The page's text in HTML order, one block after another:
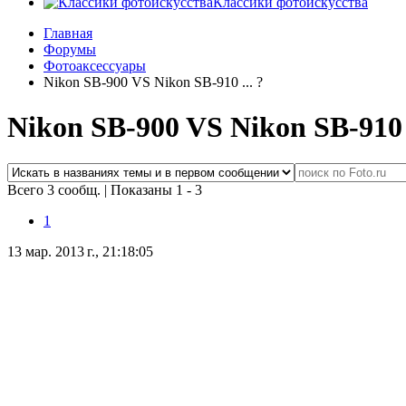
Главная
Форумы
Фотоаксессуары
Nikon SB-900 VS Nikon SB-910 ... ?
Nikon SB-900 VS Nikon SB-
Всего 3 сообщ. | Показаны 1 - 3
1
13 мар. 2013 г., 21:18:05